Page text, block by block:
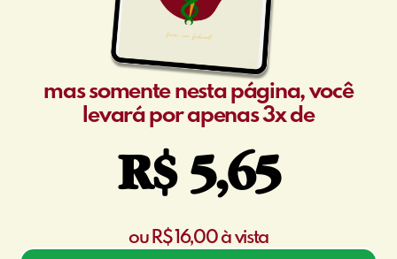
mas somente nesta página, você
levará por apenas 3x de
R$ 5,65
ou R$ 16,00 à vista